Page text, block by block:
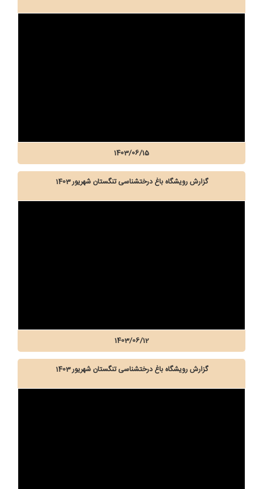
1403/06/15
گزارش رویشگاه باغ درختشناسی تنگستان شهریور 1403
1403/06/12
گزارش رویشگاه باغ درختشناسی تنگستان شهریور 1403